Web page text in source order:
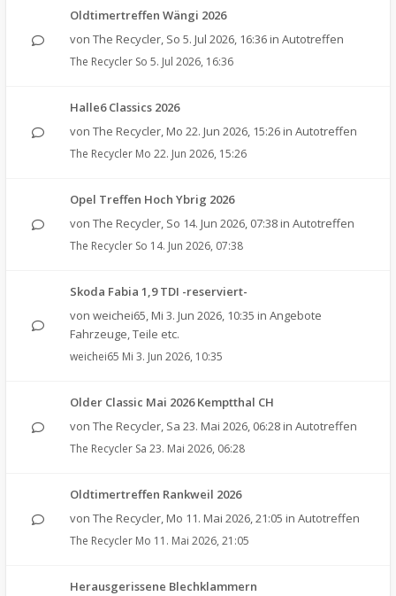
Oldtimertreffen Wängi 2026
von The Recycler, So 5. Jul 2026, 16:36 in Autotreffen
The Recycler So 5. Jul 2026, 16:36
Halle6 Classics 2026
von The Recycler, Mo 22. Jun 2026, 15:26 in Autotreffen
The Recycler Mo 22. Jun 2026, 15:26
Opel Treffen Hoch Ybrig 2026
von The Recycler, So 14. Jun 2026, 07:38 in Autotreffen
The Recycler So 14. Jun 2026, 07:38
Skoda Fabia 1,9 TDI -reserviert-
von weichei65, Mi 3. Jun 2026, 10:35 in Angebote
Fahrzeuge, Teile etc.
weichei65 Mi 3. Jun 2026, 10:35
Older Classic Mai 2026 Kemptthal CH
von The Recycler, Sa 23. Mai 2026, 06:28 in Autotreffen
The Recycler Sa 23. Mai 2026, 06:28
Oldtimertreffen Rankweil 2026
von The Recycler, Mo 11. Mai 2026, 21:05 in Autotreffen
The Recycler Mo 11. Mai 2026, 21:05
Herausgerissene Blechklammern